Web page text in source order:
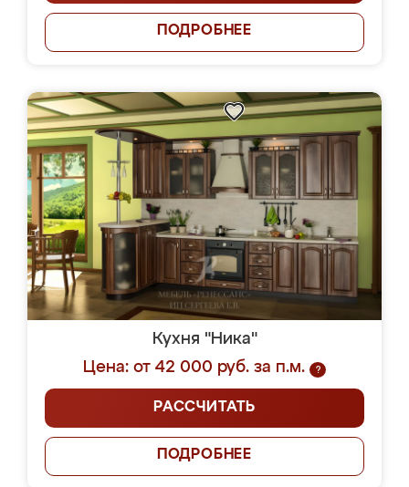
ПОДРОБНЕЕ
Кухня "Ника"
Цена: от 42 000 руб. за п.м.
?
РАССЧИТАТЬ
ПОДРОБНЕЕ